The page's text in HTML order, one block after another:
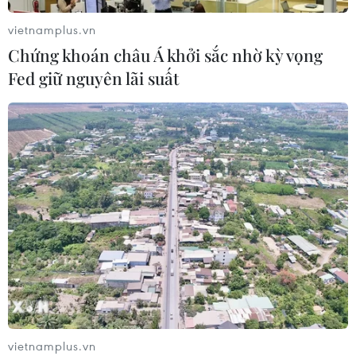
CƠ QUAN CHỦ QUẢN: THÔNG TẤN XÃ VIỆT NAM
Tổng Biên tập: TRẦN TIẾN DUẨN
Phó Tổng Biên tập: NGUYỄN THỊ TÁM, KHÚC THANH
THỦY
Sở hữu trí tuệ
Quy định sử dụng
RSS
Hỗ trợ
Ngôn ngữ
TTXVN
Dịch vụ tin
Quảng cáo
Liên hệ
vietnamplus.vn
Chứng khoán châu Á khởi sắc nhờ kỳ vọng
Fed giữ nguyên lãi suất
vietnamplus.vn